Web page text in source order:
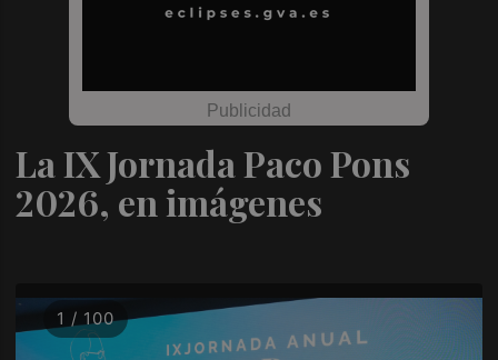
La IX Jornada Paco Pons
2026, en imágenes
1 / 100